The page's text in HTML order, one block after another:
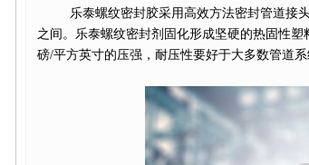
乐泰螺纹密封胶采用高效方法密封管道接
之间。乐泰螺纹密封剂固化形成坚硬的热固性
磅/平方英寸的压强，耐压性要好于大多数管道系